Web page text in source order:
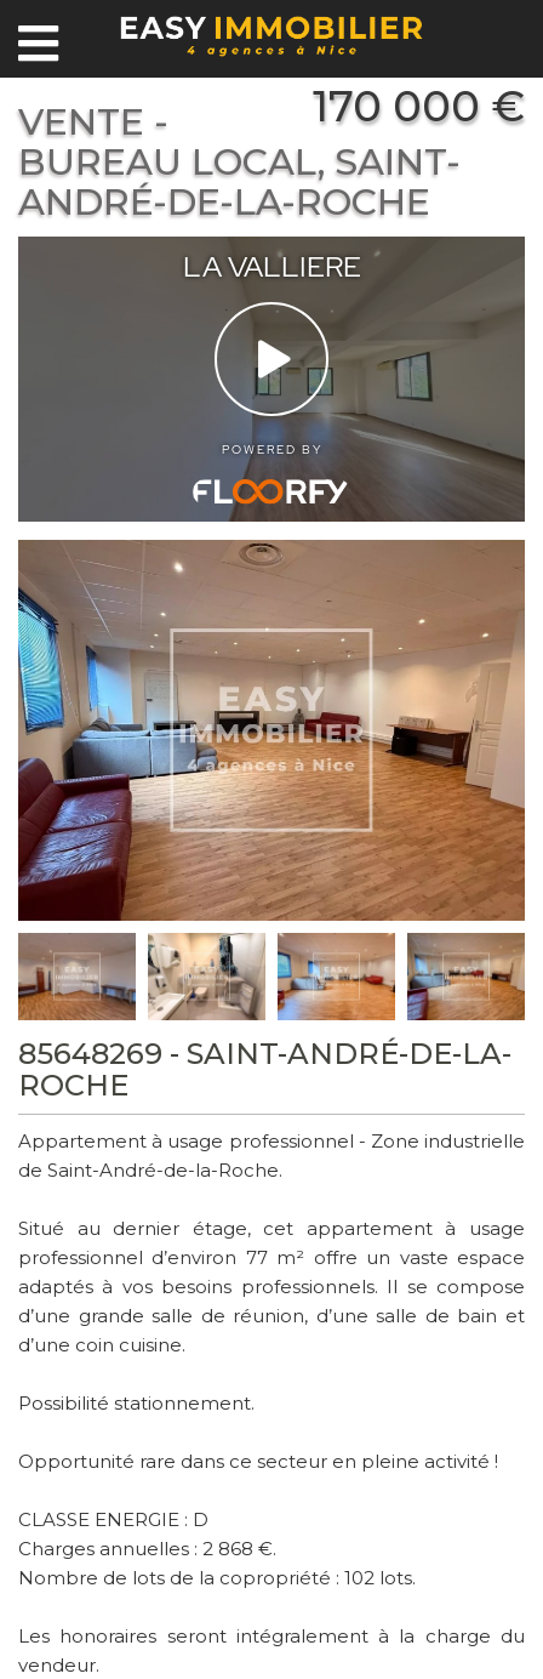
170 000 €
VENTE -
BUREAU LOCAL, SAINT-
ANDRÉ-DE-LA-ROCHE
85648269 - SAINT-ANDRÉ-DE-LA-
ROCHE
Appartement à usage professionnel - Zone industrielle
de Saint-André-de-la-Roche.
Situé au dernier étage, cet appartement à usage
professionnel d’environ 77 m² offre un vaste espace
adaptés à vos besoins professionnels. Il se compose
d’une grande salle de réunion, d’une salle de bain et
d’une coin cuisine.
Possibilité stationnement.
Opportunité rare dans ce secteur en pleine activité !
CLASSE ENERGIE : D
Charges annuelles : 2 868 €.
Nombre de lots de la copropriété : 102 lots.
Les honoraires seront intégralement à la charge du
vendeur.